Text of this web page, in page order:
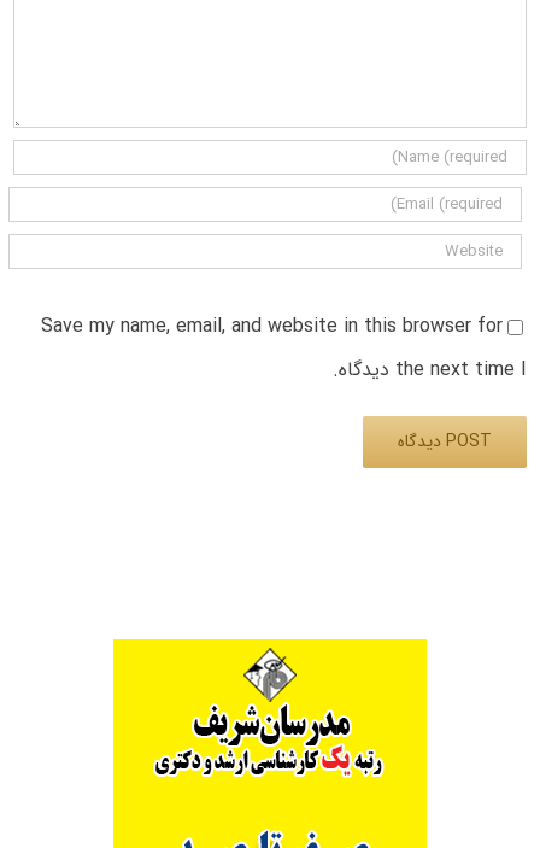
Save my name, email, and website in this browser for
the next time I دیدگاه.